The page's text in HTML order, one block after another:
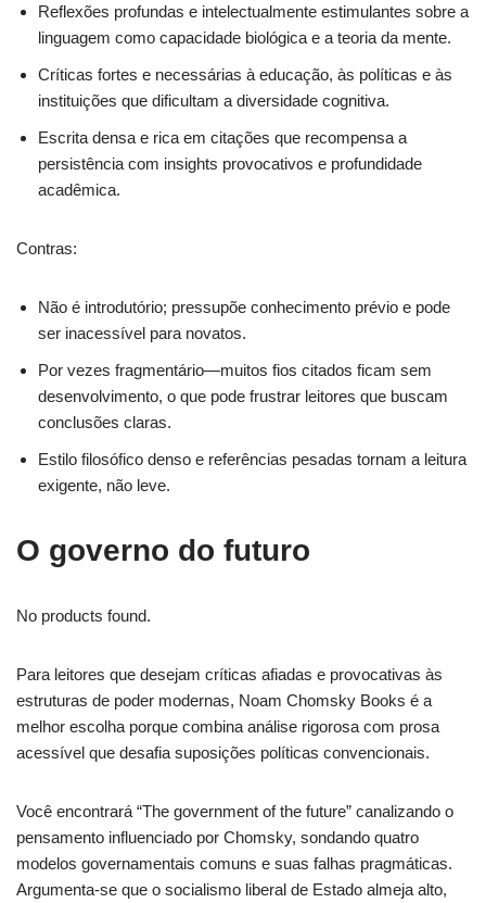
Reflexões profundas e intelectualmente estimulantes sobre a
linguagem como capacidade biológica e a teoria da mente.
Críticas fortes e necessárias à educação, às políticas e às
instituições que dificultam a diversidade cognitiva.
Escrita densa e rica em citações que recompensa a
persistência com insights provocativos e profundidade
acadêmica.
Contras:
Não é introdutório; pressupõe conhecimento prévio e pode
ser inacessível para novatos.
Por vezes fragmentário—muitos fios citados ficam sem
desenvolvimento, o que pode frustrar leitores que buscam
conclusões claras.
Estilo filosófico denso e referências pesadas tornam a leitura
exigente, não leve.
O governo do futuro
No products found.
Para leitores que desejam críticas afiadas e provocativas às
estruturas de poder modernas, Noam Chomsky Books é a
melhor escolha porque combina análise rigorosa com prosa
acessível que desafia suposições políticas convencionais.
Você encontrará “The government of the future” canalizando o
pensamento influenciado por Chomsky, sondando quatro
modelos governamentais comuns e suas falhas pragmáticas.
Argumenta-se que o socialismo liberal de Estado almeja alto,